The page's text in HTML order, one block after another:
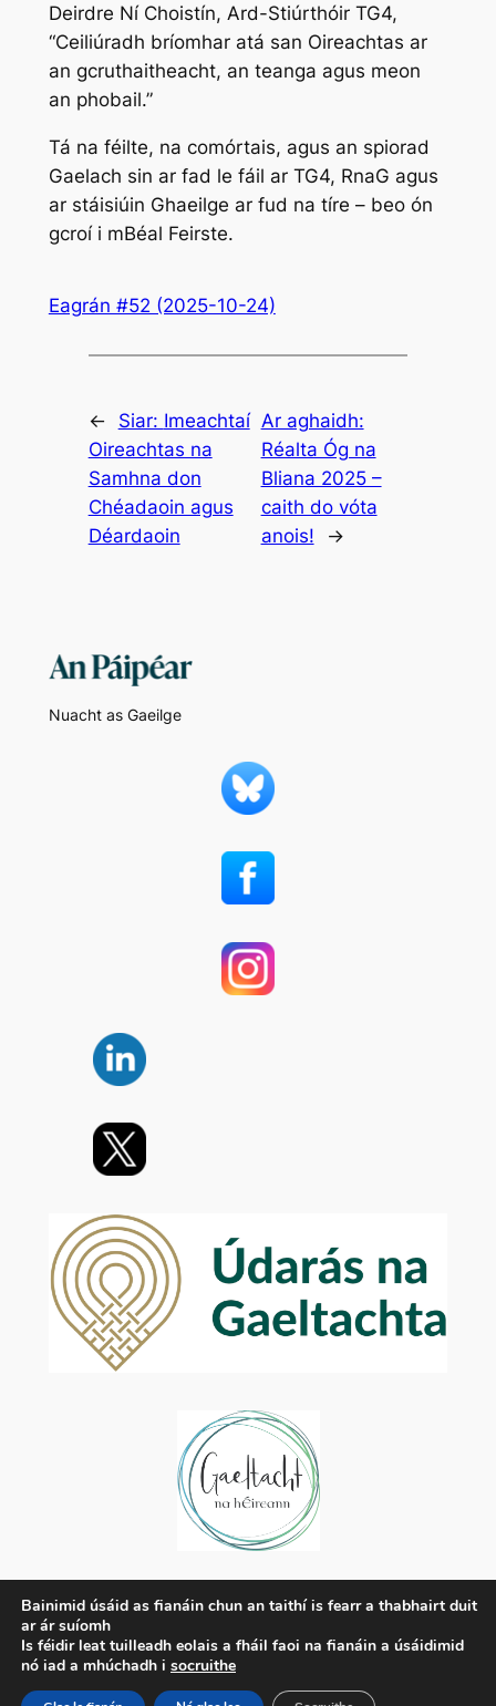
Deirdre Ní Choistín, Ard-Stiúrthóir TG4,
“Ceiliúradh bríomhar atá san Oireachtas ar
an gcruthaitheacht, an teanga agus meon
an phobail.”
Tá na féilte, na comórtais, agus an spiorad
Gaelach sin ar fad le fáil ar TG4, RnaG agus
ar stáisiúin Ghaeilge ar fud na tíre – beo ón
gcroí i mBéal Feirste.
Eagrán #52 (2025-10-24)
← Siar: Imeachtaí
Oireachtas na
Samhna don
Chéadaoin agus
Déardaoin
Ar aghaidh:
Réalta Óg na
Bliana 2025 –
caith do vóta
anois!
→
Nuacht as Gaeilge
Príobháideachas
Beartas Príobháideachais
Téarmaí agus Coinníollacha
Bainimid úsáid as fianáin chun an taithí is fearr a thabhairt duit
ar ár suíomh
Is féidir leat tuilleadh eolais a fháil faoi na fianáin a úsáidimid
nó iad a mhúchadh i socruithe